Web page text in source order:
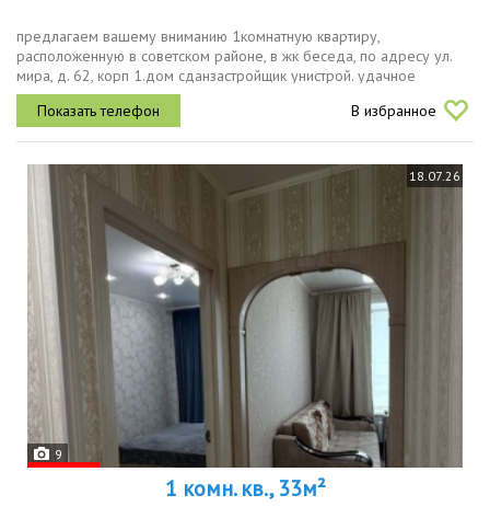
предлагаем вашему вниманию 1комнатную квартиру,
расположенную в советском районе, в жк беседа, по адресу ул.
мира, д. 62, корп 1.дом сданзастройщик унистрой. удачное
расположение экологически чистый район, но при этом близость к
центру города....
В избранное
18.07.26
9
1 комн. кв., 33м²